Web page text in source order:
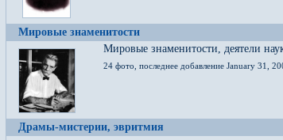
Мировые знаменитости
Мировые знаменитости, деятели
24 фото, последнее добавление January 31,
Драмы-мистерии, эвритмия